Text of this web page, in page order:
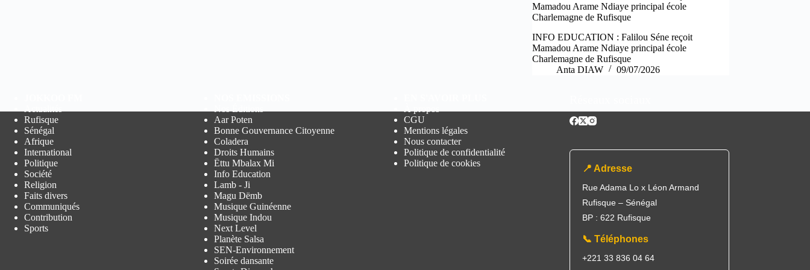
Mamadou Arame Ndiaye principal école
Charlemagne de Rufisque
INFO EDUCATION : Falilou Séne reçoit
Mamadou Arame Ndiaye principal école
Charlemagne de Rufisque
Anta DIAW
09/07/2026
Rufisque
Sénégal
Afrique
International
Politique
Société
Religion
Faits divers
Communiqués
Contribution
Sports
Aar Poten
Bonne Gouvernance Citoyenne
Coladera
Droits Humains
Ëttu Mbalax Mi
Info Education
Lamb - Ji
Magu Dëmb
Musique Guinéenne
Musique Indou
Next Level
Planète Salsa
SEN-Environnement
Soirée dansante
CGU
Mentions légales
Nous contacter
Politique de confidentialité
Politique de cookies
📍 Adresse
Rue Adama Lo x Léon Armand
Rufisque – Sénégal
BP : 622 Rufisque
📞 Téléphones
+221 33 836 04 64